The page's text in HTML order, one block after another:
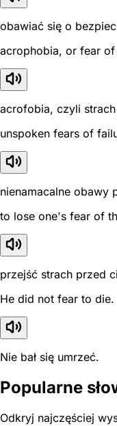
obawiać się o
acrophobia, or fear of
acrofobia, czyli
unspoken fears of
nienamacalne obawy
to lose one's fear of
przejść strach przed
He did not fear to die.
Nie bał się umrzeć.
Popularne
Odkryj najczęściej